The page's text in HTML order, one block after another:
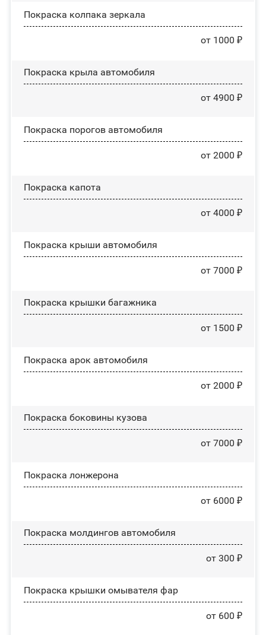
Покраска колпака зеркала
от 1000 ₽
Покраска крыла автомобиля
от 4900 ₽
Покраска порогов автомобиля
от 2000 ₽
Покраска капота
от 4000 ₽
Покраска крыши автомобиля
от 7000 ₽
Покраска крышки багажника
от 1500 ₽
Покраска арок автомобиля
от 2000 ₽
Покраска боковины кузова
от 7000 ₽
Покраска лонжерона
от 6000 ₽
Покраска молдингов автомобиля
от 300 ₽
Покраска крышки омывателя фар
от 600 ₽